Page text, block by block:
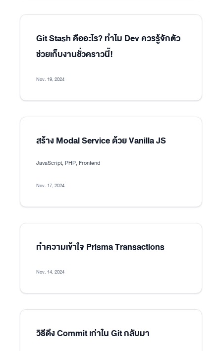
Git Stash คืออะไร? ทำไม Dev ควรรู้จักตัว
ช่วยเก็บงานชั่วคราวนี้!
Nov. 19, 2024
สร้าง Modal Service ด้วย Vanilla JS
JavaScript, PHP, Frontend
Nov. 17, 2024
ทำความเข้าใจ Prisma Transactions
Nov. 14, 2024
วิธีดึง Commit เก่าใน Git กลับมา